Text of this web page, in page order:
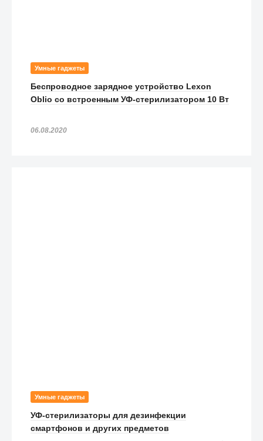
Умные гаджеты
Беспроводное зарядное устройство Lexon
Oblio со встроенным УФ-стерилизатором 10 Вт
06.08.2020
Умные гаджеты
УФ-стерилизаторы для дезинфекции
смартфонов и других предметов